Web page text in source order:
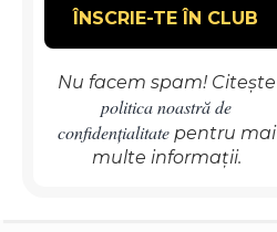
Nu facem spam! Citește
politica noastră de
confidențialitatepentru mai
multe informații.